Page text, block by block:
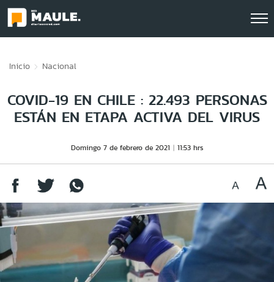
Inicio Nacional
COVID-19 EN CHILE : 22.493 PERSONAS
ESTÁN EN ETAPA ACTIVA DEL VIRUS
Domingo 7 de febrero de 2021 11:53 hrs